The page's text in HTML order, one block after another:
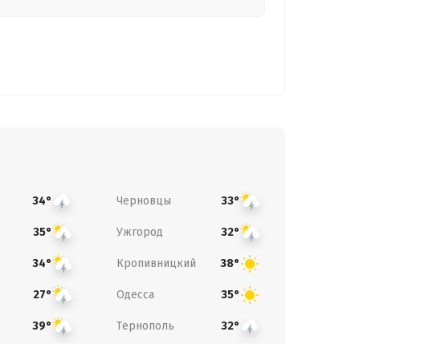
34° Черновцы 33°
35° Ужгород 32°
34° Кропивницкий 38°
27° Одесса 35°
39° Тернополь 32°